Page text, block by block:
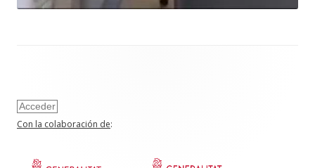
Acceder
Con la colaboración de: